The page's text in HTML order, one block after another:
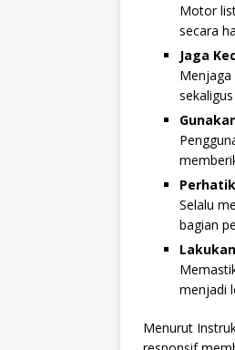
Motor
secara
Jaga
Selalu
bagian
menjadi
Menurut